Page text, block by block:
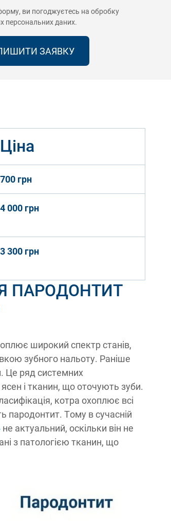
ви погоджуєтесь наобробку
персональних даних.
Ціна
700 грн
4 000 грн
3 300 грн
ПАРОДОНТИТ
широкий спектр станів,
зубного нальоту. Раніше
Це ряд системних
і тканин, що оточують зуби.
котра охоплює всі
пародонтит. Тому в сучасній
не актуальний, оскільки він не
з патологією тканин, що